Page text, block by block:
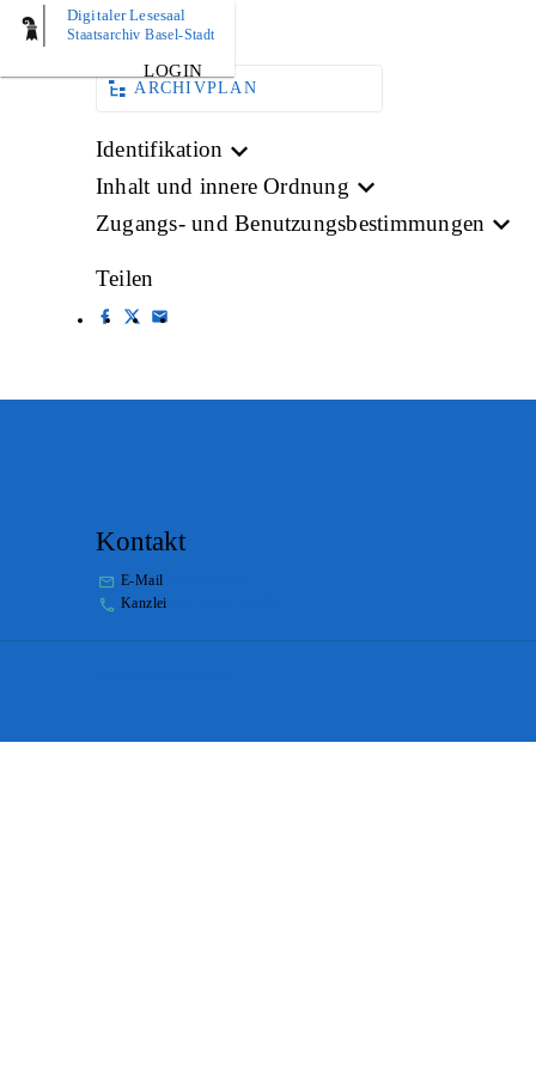
Digitaler Lesesaal
Staatsarchiv Basel-Stadt
LOGIN
BILD
ARCHIVPLAN
Identifikation
Inhalt und innere Ordnung
Zugangs- und Benutzungsbestimmungen
Teilen
Kontakt
E-Mail
Kanzlei